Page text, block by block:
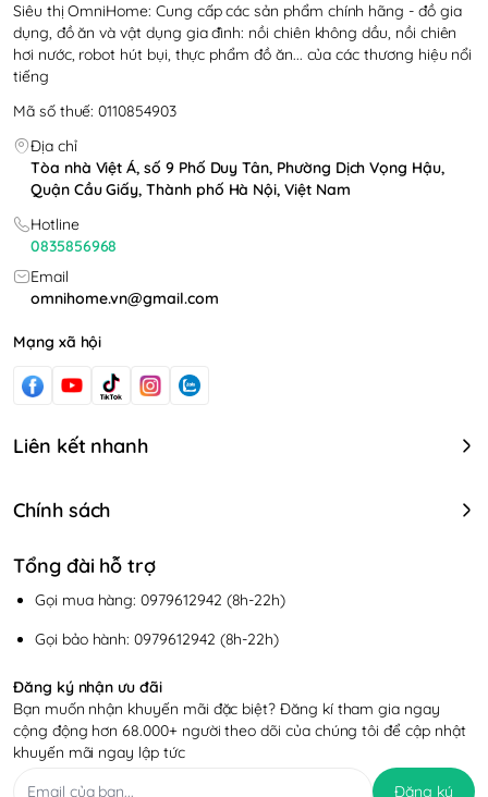
Siêu thị OmniHome: Cung cấp các sản phẩm chính hãng - đồ gia
dụng, đồ ăn và vật dụng gia đình: nồi chiên không dầu, nồi chiên
hơi nước, robot hút bụi, thực phẩm đồ ăn... của các thương hiệu nổi
tiếng
Mã số thuế: 0110854903
Địa chỉ
Tòa nhà Việt Á, số 9 Phố Duy Tân, Phường Dịch Vọng Hậu,
Quận Cầu Giấy, Thành phố Hà Nội, Việt Nam
Hotline
0835856968
Email
omnihome.vn@gmail.com
Mạng xã hội
Liên kết nhanh
Chính sách
Tổng đài hỗ trợ
Gọi mua hàng: 0979612942 (8h-22h)
Gọi bảo hành: 0979612942 (8h-22h)
Đăng ký nhận ưu đãi
Bạn muốn nhận khuyến mãi đặc biệt? Đăng kí tham gia ngay
cộng động hơn 68.000+ người theo dõi của chúng tôi để cập nhật
khuyến mãi ngay lập tức
Đăng ký